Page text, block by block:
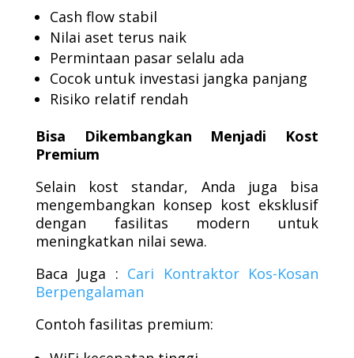
Cash flow stabil
Nilai aset terus naik
Permintaan pasar selalu ada
Cocok untuk investasi jangka panjang
Risiko relatif rendah
Bisa Dikembangkan Menjadi Kost
Premium
Selain kost standar, Anda juga bisa
mengembangkan konsep kost eksklusif
dengan fasilitas modern untuk
meningkatkan nilai sewa.
Baca Juga : Cari Kontraktor Kos-Kosan
Berpengalaman
Contoh fasilitas premium: